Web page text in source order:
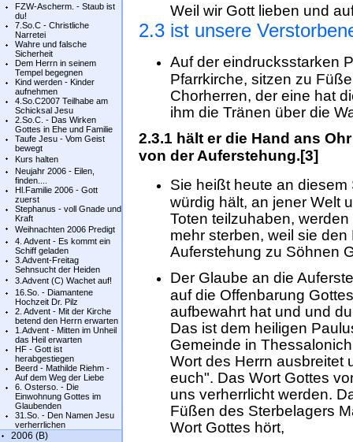
FZW-Ascherm. - Staub ist
du!
7.So.C - Christliche
Narretei
Wahre und falsche
Sicherheit
Dem Herrn in seinem
Tempel begegnen
Kind werden - Kinder
aufnehmen
4.So.C2007 Teilhabe am
Schicksal Jesu
2.So.C. - Das Wirken
Gottes in Ehe und Familie
Taufe Jesu - Vom Geist
bewegt
Kurs halten
Neujahr 2006 - Eilen,
finden....
Hl.Familie 2006 - Gott
zuerst
Stephanus - voll Gnade und
Kraft
Weihnachten 2006 Predigt
4. Advent - Es kommt ein
Schiff geladen
3.Advent-Freitag
Sehnsucht der Heiden
3.Advent (C) Wachet auf!
16.So. - Diamantene
Hochzeit Dr. Pilz
2. Advent - Mit der Kirche
betend den Herrn erwarten
1.Advent - Mitten im Unheil
das Heil erwarten
HF - Gott ist
herabgestiegen
Beerd - Mathilde Riehm -
Auf dem Weg der Liebe
6. Osterso. - Die
Einwohnung Gottes im
Glaubenden
31.So. - Den Namen Jesu
verherrlichen
2006 (B)
Weil wir Gott lieben und
2.3 ist unsere
Auf der eindrucksstarken
Pfarrkirche, sitzen zu
Chorherren, der eine hat
ihm die Tränen über die
2.3.1 hält er die Hand ans
von der Auferstehung.[3]
Sie heißt heute an diesem
würdig hält, an jener Welt
Toten teilzuhaben,
mehr sterben, weil sie
Auferstehung zu Söhnen
Der Glaube an die
auf die Offenbarung
aufbewahrt hat und und
Das ist dem heiligen
Gemeinde in
Wort des Herrn ausbreitet
euch". Das Wort Gottes
uns verherrlicht werden.
Füßen des Sterbelagers
Wort Gottes hört,